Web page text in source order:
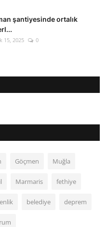
şantiyesinde ortalık
15, 2025 0
Göçmen Muğla
Marmaris fethiye
belediye deprem